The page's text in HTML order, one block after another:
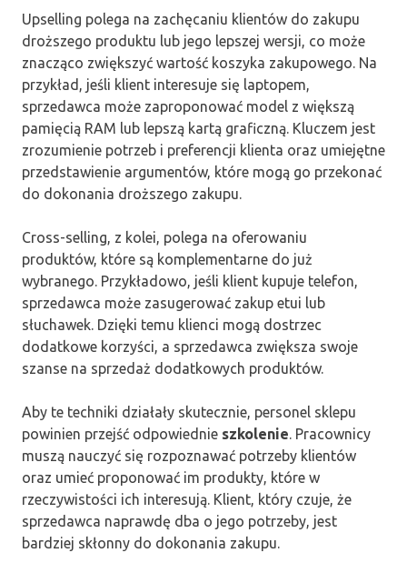
Upselling polega na zachęcaniu klientów do zakupu
droższego produktu lub jego lepszej wersji, co może
znacząco zwiększyć wartość koszyka zakupowego. Na
przykład, jeśli klient interesuje się laptopem,
sprzedawca może zaproponować model z większą
pamięcią RAM lub lepszą kartą graficzną. Kluczem jest
zrozumienie potrzeb i preferencji klienta oraz umiejętne
przedstawienie argumentów, które mogą go przekonać
do dokonania droższego zakupu.
Cross-selling, z kolei, polega na oferowaniu
produktów, które są komplementarne do już
wybranego. Przykładowo, jeśli klient kupuje telefon,
sprzedawca może zasugerować zakup etui lub
słuchawek. Dzięki temu klienci mogą dostrzec
dodatkowe korzyści, a sprzedawca zwiększa swoje
szanse na sprzedaż dodatkowych produktów.
Aby te techniki działały skutecznie, personel sklepu
powinien przejść odpowiednie szkolenie . Pracownicy
muszą nauczyć się rozpoznawać potrzeby klientów
oraz umieć proponować im produkty, które w
rzeczywistości ich interesują. Klient, który czuje, że
sprzedawca naprawdę dba o jego potrzeby, jest
bardziej skłonny do dokonania zakupu.